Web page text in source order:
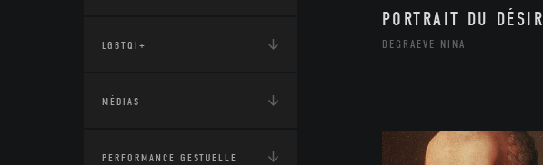
LGBTQI+
MÉDIAS
PERFORMANCE GESTUELLE
PORTRAIT DU DÉSIR
DEGRAEVE NINA